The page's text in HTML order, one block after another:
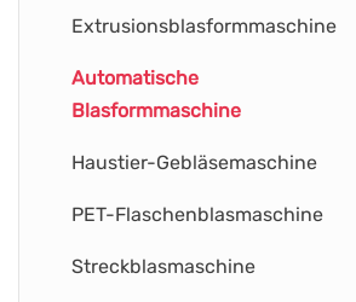
Flaschenherstellungsmaschine
Maschine zur Herstellung von
Plastikflaschen
Extrusionsblasformmaschine
Automatische
Blasformmaschine
Haustier-Gebläsemaschine
PET-Flaschenblasmaschine
Streckblasmaschine